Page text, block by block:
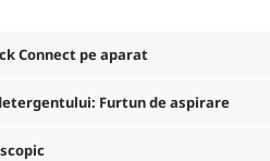
Connect pe aparat
Furtun de aspirare